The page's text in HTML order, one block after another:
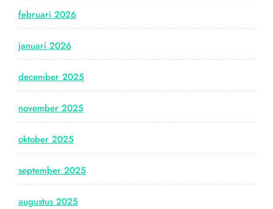
februari 2026
januari 2026
december 2025
november 2025
oktober 2025
september 2025
augustus 2025